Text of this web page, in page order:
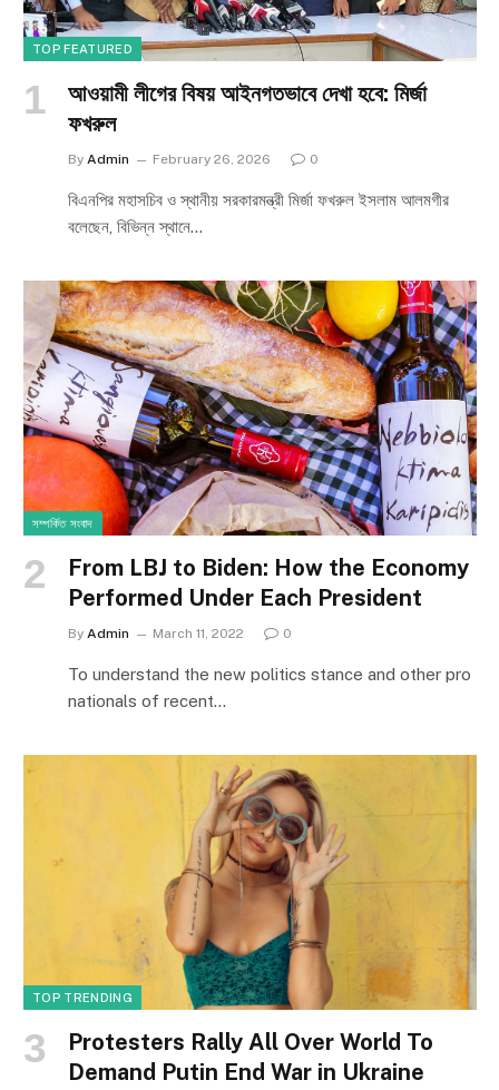
TOP FEATURED
আওয়ামী লীগের বিষয় আইনগতভাবে দেখা হবে: মির্জা
ফখরুল
By Admin February 26, 2026 0
বিএনপির মহাসচিব ও স্থানীয় সরকারমন্ত্রী মির্জা ফখরুল ইসলাম আলমগীর
বলেছেন, বিভিন্ন স্থানে…
সম্পর্কিত সংবাদ
From LBJ to Biden: How the Economy
Performed Under Each President
By Admin March 11, 2022 0
To understand the new politics stance and other pro
nationals of recent…
TOP TRENDING
Protesters Rally All Over World To
Demand Putin End War in Ukraine